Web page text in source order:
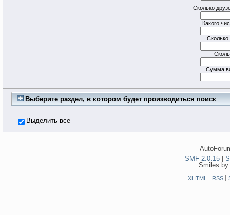
Сколько
Какого
Сумма
Выберите раздел, в котором будет производиться поиск
Выделить все
SMF 2.0.15
Smiles
XHTML RSS